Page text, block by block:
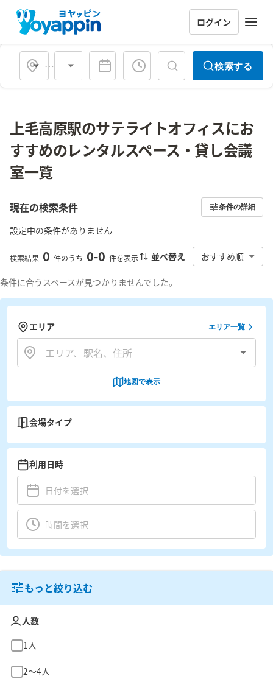
ログイン
会場タイプ 検索する
上毛高原駅のサテライトオフィスにお
すすめのレンタルスペース・貸し会議
室一覧
現在の検索条件 条件の詳細
設定中の条件がありません
検索結果 0 件のうち 0-0 件を表示 並べ替え おすすめ順
条件に合うスペースが見つかりませんでした。
エリア エリア一覧
地図で表示
会場タイプ
利用日時
もっと絞り込む
人数
1人
2〜4人